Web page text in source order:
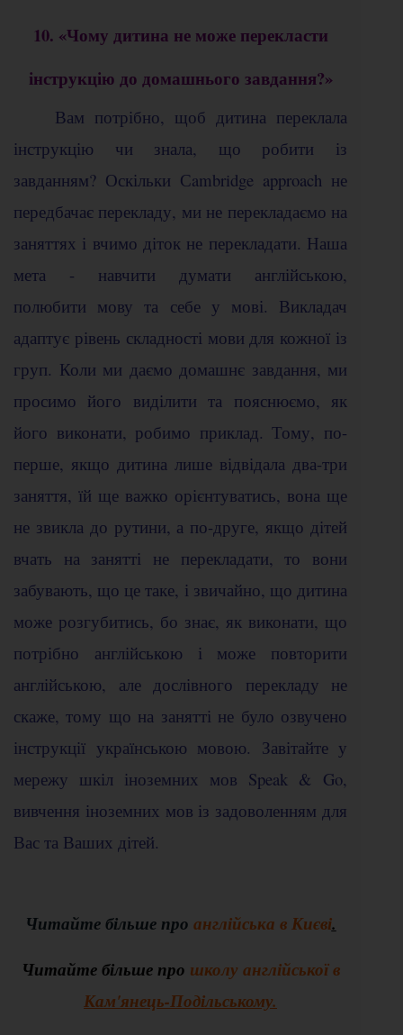
10. «Чому дитина не може перекласти
інструкцію до домашнього завдання?»
Вам потрібно, щоб дитина переклала
інструкцію чи знала, що робити із
завданням? Оскільки Сambridge approach не
передбачає перекладу, ми не перекладаємо на
заняттях і вчимо діток не перекладати. Наша
мета - навчити думати англійською,
полюбити мову та себе у мові. Викладач
адаптує рівень складності мови для кожної із
груп. Коли ми даємо домашнє завдання, ми
просимо його виділити та пояснюємо, як
його виконати, робимо приклад. Тому, по-
перше, якщо дитина лише відвідала два-три
заняття, їй ще важко орієнтуватись, вона ще
не звикла до рутини, а по-друге, якщо дітей
вчать на занятті не перекладати, то вони
забувають, що це таке, і звичайно, що дитина
може розгубитись, бо знає, як виконати, що
потрібно англійською і може повторити
англійською, але дослівного перекладу не
скаже, тому що на занятті не було озвучено
інструкції українською мовою. Завітайте у
мережу шкіл іноземних мов Speak & Go,
вивчення іноземних мов із задоволенням для
Вас та Ваших дітей.
Читайте більше про англійська в Києві.
Читайте більше про школу англійської в
Кам'янець-Подільському.